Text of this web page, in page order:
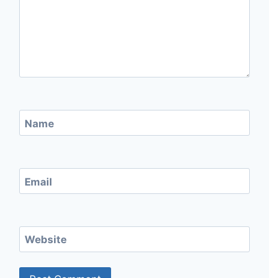
Name
Email
Website